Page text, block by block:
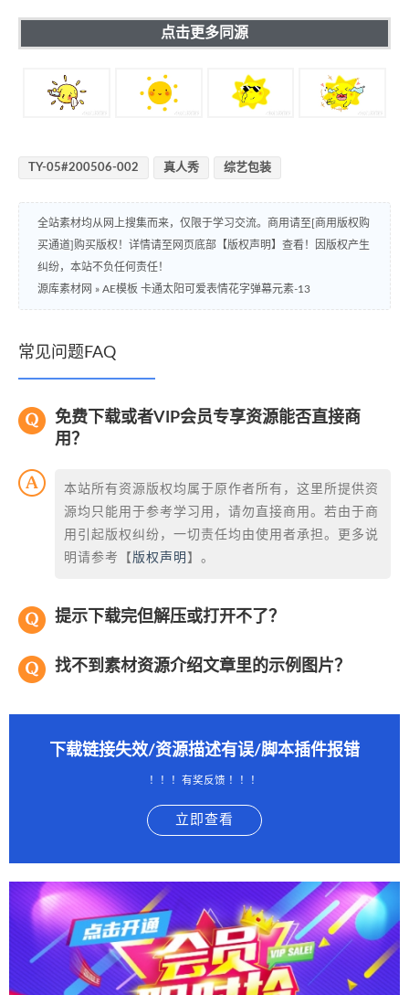
点击更多同源
TY-05#200506-002 真人秀 综艺包装
全站素材均从网上搜集而来，仅限于学习交流。商用请至[商用版权购
买通道]购买版权！详情请至网页底部【版权声明】查看！因版权产生
纠纷，本站不负任何责任！
源库素材网 » AE模板 卡通太阳可爱表情花字弹幕元素-13
常见问题FAQ
免费下载或者VIP会员专享资源能否直接商
用？
本站所有资源版权均属于原作者所有，这里所提供资
源均只能用于参考学习用，请勿直接商用。若由于商
用引起版权纠纷，一切责任均由使用者承担。更多说
明请参考【 版权声明 】。
提示下载完但解压或打开不了？
找不到素材资源介绍文章里的示例图片？
下载链接失效/资源描述有误/脚本插件报错
！！！有奖反馈 ！！！
立即查看